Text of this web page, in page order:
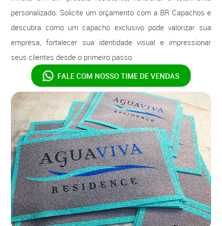
personalizado. Solicite um orçamento com a BR Capachos e
descubra como um capacho exclusivo pode valorizar sua
empresa, fortalecer sua identidade visual e impressionar
seus clientes desde o primeiro passo.
FALE COM NOSSO TIME DE VENDAS